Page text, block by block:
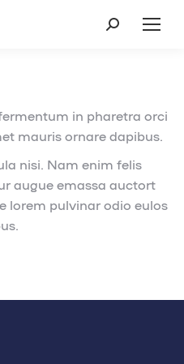
Buscar:
in pharetra orci
mauris ornare dapibus.
nisi. Nam enim felis
augue emassa auctort
lorem pulvinar odio eulos